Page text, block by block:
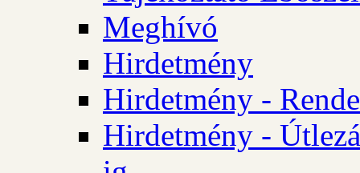
Meghívó
Hirdetmény
Hirdetmény -
Hirdetmény -